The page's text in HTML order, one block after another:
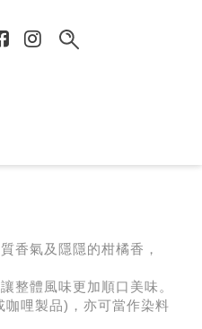
香氣及隱隱的柑橘香，
整體風味更加順口美味。
哩製品)，亦可當作染料